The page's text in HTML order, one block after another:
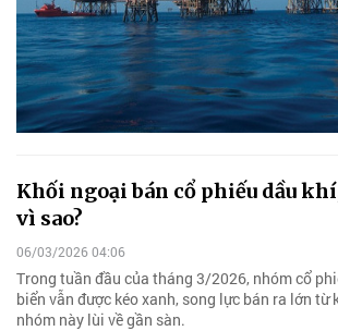
Khối ngoại bán cổ phiếu dầu
vì sao?
06/03/2026 04:06
Trong tuần đầu của tháng 3/2026, nhóm cổ
biển vẫn được kéo xanh, song lực bán ra lớn từ
nhóm này lùi về gần sàn.